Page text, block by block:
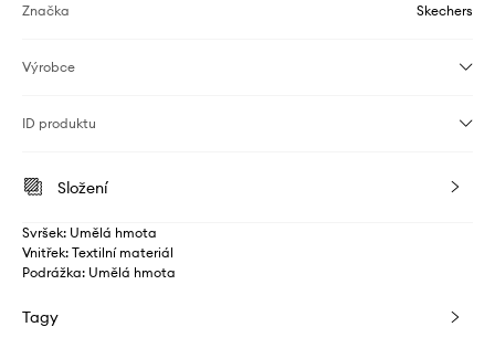
Značka Skechers
Výrobce
ID produktu
Složení
Svršek: Umělá hmota
Vnitřek: Textilní materiál
Podrážka: Umělá hmota
Tagy